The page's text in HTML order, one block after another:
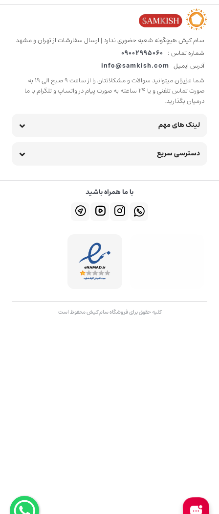
سام کیش هیچگونه شعبه حضوری ندارد | ارسال سفارشات از تهران و مشهد
شماره تماس : 09002995060
آدرس ایمیل info@samkish.com
شما عزیزان میتوانید سوالات و مشکلاتتان را از ساعت 9 صبح الی 19 به
صورت تماس تلفنی و یا 24 ساعته به صورت پیام در واتساپ و تلگرام با ما
درمیان بگذارید.
لینک های مهم
دسترسی سریع
با ما همراه باشید
کلیه حقوق برای فروشگاه سام کیش محفوظ است